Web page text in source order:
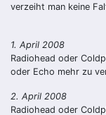
verzeiht man keine
1. April 2008
Radiohead oder
oder Echo mehr zu
2. April 2008
Radiohead oder